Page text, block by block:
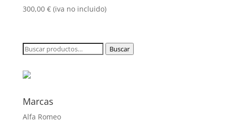
300,00 € (iva no incluido)
Buscar
Buscar
Marcas
Alfa Romeo